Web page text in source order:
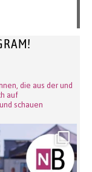
die aus der und
auf
schauen